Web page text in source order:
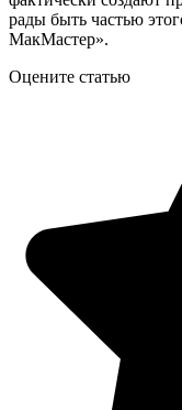
рады быть частью
МакМастер».
Оцените статью